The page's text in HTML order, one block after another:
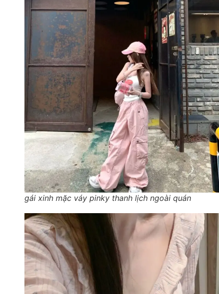
gái xinh mặc váy pinky thanh lịch ngoài quán